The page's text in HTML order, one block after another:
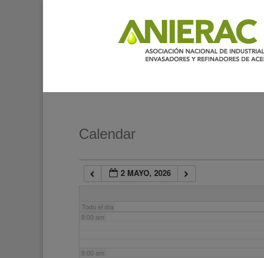
Calendar
2 MAYO, 2026
Todo el día
7:00 am
8:00 am
9:00 am